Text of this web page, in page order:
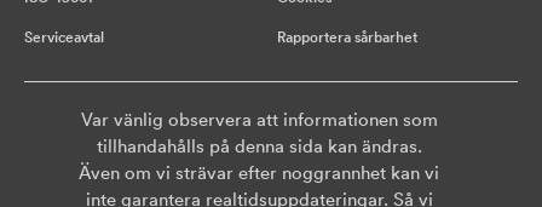
Serviceavtal Rapportera sårbarhet
Var vänlig observera att informationen som
tillhandahålls på denna sida kan ändras.
Även om vi strävar efter noggrannhet kan vi
inte garantera realtidsuppdateringar. Så vi